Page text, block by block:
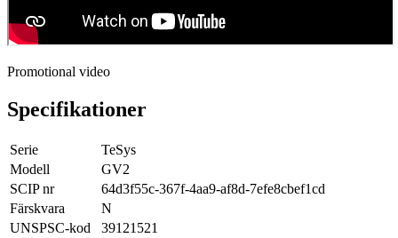
Promotional video
Specifikationer
Serie
TeSys
Modell
GV2
SCIP nr
64d3f55c-367f-4aa9-af8d-7efe8cbef1cd
Färskvara
N
UNSPSC-kod
39121521